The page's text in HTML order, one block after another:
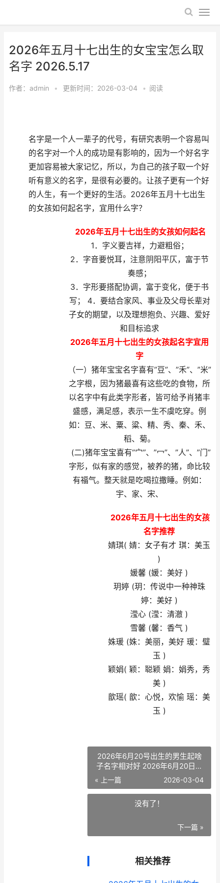
2026年五月十七出生的女宝宝怎么取
名字 2026.5.17
作者： admin • 更新时间：2026-03-04 • 阅读
名字是一个人一辈子的代号，有研究表明一个容易叫
的名字对一个人的成功是有影响的，因为一个好名字
更加容易被大家记忆，所以，为自己的孩子取一个好
听有意义的名字，是很有必要的。让孩子更有一个好
的人生，有一个更好的生活。2026年五月十七出生
的女孩如何起名字，宜用什么字？
2026年五月十七出生的女孩如何起名
1．字义要吉祥，力避粗俗；
2．字音要悦耳，注意阴阳平仄，富于节
奏感；
3．字形要搭配协调，富于变化，便于书
写； 4．要结合家风、事业及父母长辈对
子女的期望，以及理想抱负、兴趣、爱好
和目标追求
2026年五月十七出生的女孩起名字宜用
字
（一）猪年宝宝名字喜有”豆”、”禾”、”米”
之字根，因为猪最喜有这些吃的食物，所
以名字中有此类字形者，皆可给予肖猪丰
盛感，满足感，表示一生不虞吃穿。例
如：豆、米、粟、粱、精、秀、秦、禾、
稻、菊。
(二)猪年宝宝喜有”宀”、”冖”、”人”、”门”
字形，似有家的感觉，被养的猪，命比较
有福气。整天就是吃喝拉撒睡。例如：
宇、家、宋、
2026年五月十七出生的女孩
名字推荐
婧琪( 婧：女子有才 琪：美玉
)
媛馨 (媛：美好 )
玥婷 (玥：传说中一种神珠
婷：美好 )
滢心 (滢：清澈 )
雪馨 (馨：香气 )
姝瑗 (姝：美丽，美好 瑗：璧
玉 )
颖娟( 颖：聪颖 娟：娟秀，秀
美 )
歆瑶( 歆：心悦，欢愉 瑶：美
玉 )
2026年6月20号出生的男生起啥
子名字相对好 2026年6月20日是
农历几月几日
« 上一篇 2026-03-04
没有了！
下一篇 »
相关推荐